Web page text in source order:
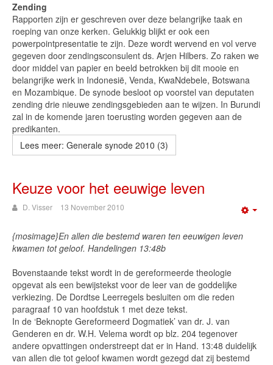
Zending
Rapporten zijn er geschreven over deze belangrijke taak en
roeping van onze kerken. Gelukkig blijkt er ook een
powerpointpresentatie te zijn. Deze wordt wervend en vol verve
gegeven door zendingsconsulent ds. Arjen Hilbers. Zo raken we
door middel van papier en beeld betrokken bij dit mooie en
belangrijke werk in Indonesië, Venda, KwaNdebele, Botswana
en Mozambique. De synode besloot op voorstel van deputaten
zending drie nieuwe zendingsgebieden aan te wijzen. In Burundi
zal in de komende jaren toerusting worden gegeven aan de
predikanten.
Lees meer: Generale synode 2010 (3)
Keuze voor het eeuwige leven
D. Visser 13 November 2010
{mosimage}En allen die bestemd waren ten eeuwigen leven
kwamen tot geloof. Handelingen 13:48b
Bovenstaande tekst wordt in de gereformeerde theologie
opgevat als een bewijstekst voor de leer van de goddelijke
verkiezing. De Dordtse Leerregels besluiten om die reden
paragraaf 10 van hoofdstuk 1 met deze tekst.
In de ‘Beknopte Gereformeerd Dogmatiek’ van dr. J. van
Genderen en dr. W.H. Velema wordt op blz. 204 tegenover
andere opvattingen onderstreept dat er in Hand. 13:48 duidelijk
van allen die tot geloof kwamen wordt gezegd dat zij bestemd